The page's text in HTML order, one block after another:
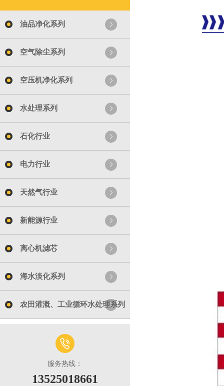
油品净化系列
空气除尘系列
空压机净化系列
水处理系列
石化行业
电力行业
天然气行业
新能源行业
离心机滤芯
海水淡化系列
农田灌溉、工业循环水处理系列
服务热线：
13525018661